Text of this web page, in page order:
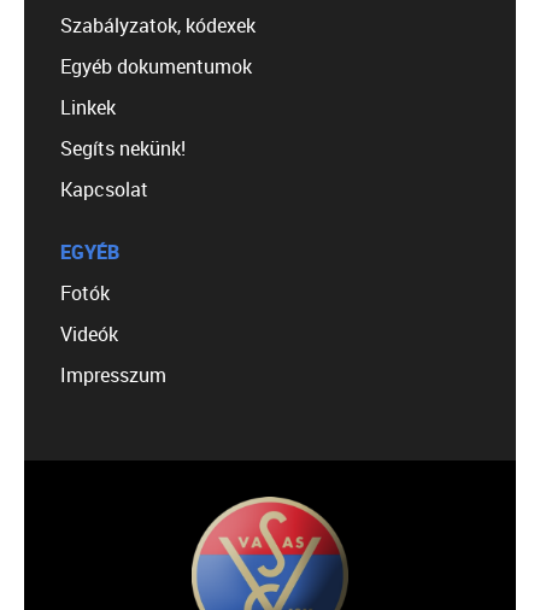
Szabályzatok, kódexek
Egyéb dokumentumok
Linkek
Segíts nekünk!
Kapcsolat
EGYÉB
Fotók
Videók
Impresszum